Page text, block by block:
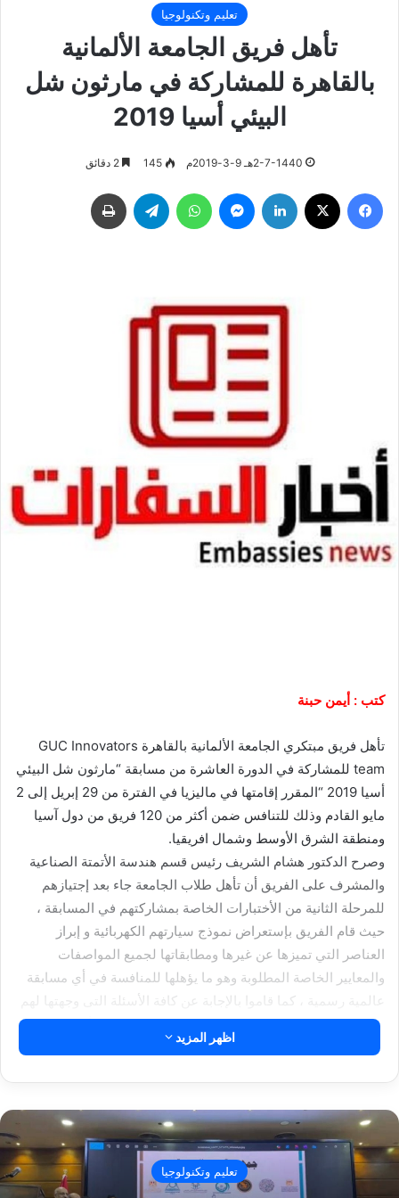
تعليم وتكنولوجيا
تأهل فريق الجامعة الألمانية
بالقاهرة للمشاركة في مارثون شل
البيئي أسيا 2019
2-7-1440هـ 9-3-2019م 145 2 دقائق
كتب : أيمن حبنة
تأهل فريق مبتكري الجامعة الألمانية بالقاهرة GUC Innovators
team للمشاركة في الدورة العاشرة من مسابقة “مارثون شل البيئي
أسيا 2019 “المقرر إقامتها في ماليزيا في الفترة من 29 إبريل إلى 2
مايو القادم وذلك للتنافس ضمن أكثر من 120 فريق من دول آسيا
ومنطقة الشرق الأوسط وشمال افريقيا.
وصرح الدكتور هشام الشريف رئيس قسم هندسة الأتمتة الصناعية
والمشرف على الفريق أن تأهل طلاب الجامعة جاء بعد إجتيازهم
للمرحلة الثانية من الأختبارات الخاصة بمشاركتهم في المسابقة ،
حيث قام الفريق بإستعراض نموذج سيارتهم الكهربائية و إبراز
العناصر التي تميزها عن غيرها ومطابقاتها لجميع المواصفات
والمعايير الخاصة المطلوبة وهو ما يؤهلها للمنافسة في أي مسابقة
عالمية رسمية ، كما قاموا بالإجابة عن كافة الأسئلة التى وجهتها لهم
لجنة التحكيم المشكلة من: محمد حمزة مدير حاضنة الأعمال ‏AUC
V-Lab‏ بالجامعة الأمريكية ‏بالقاهرة، وخالد سعد الأمين العام لرابطة
التقنية.
وأشار الدكتور هشام الشريف إلى أن القائمين على أعمال شركة
شل مصر أقاموا حفل تقييم وتكريم للمشاركين حرصت فيها على
التأكد عن مدى جاهزية السيارات المشاركة ،إضافة إلى تقييم مشاريع
اظهر المزيد
تعليم وتكنولوجيا